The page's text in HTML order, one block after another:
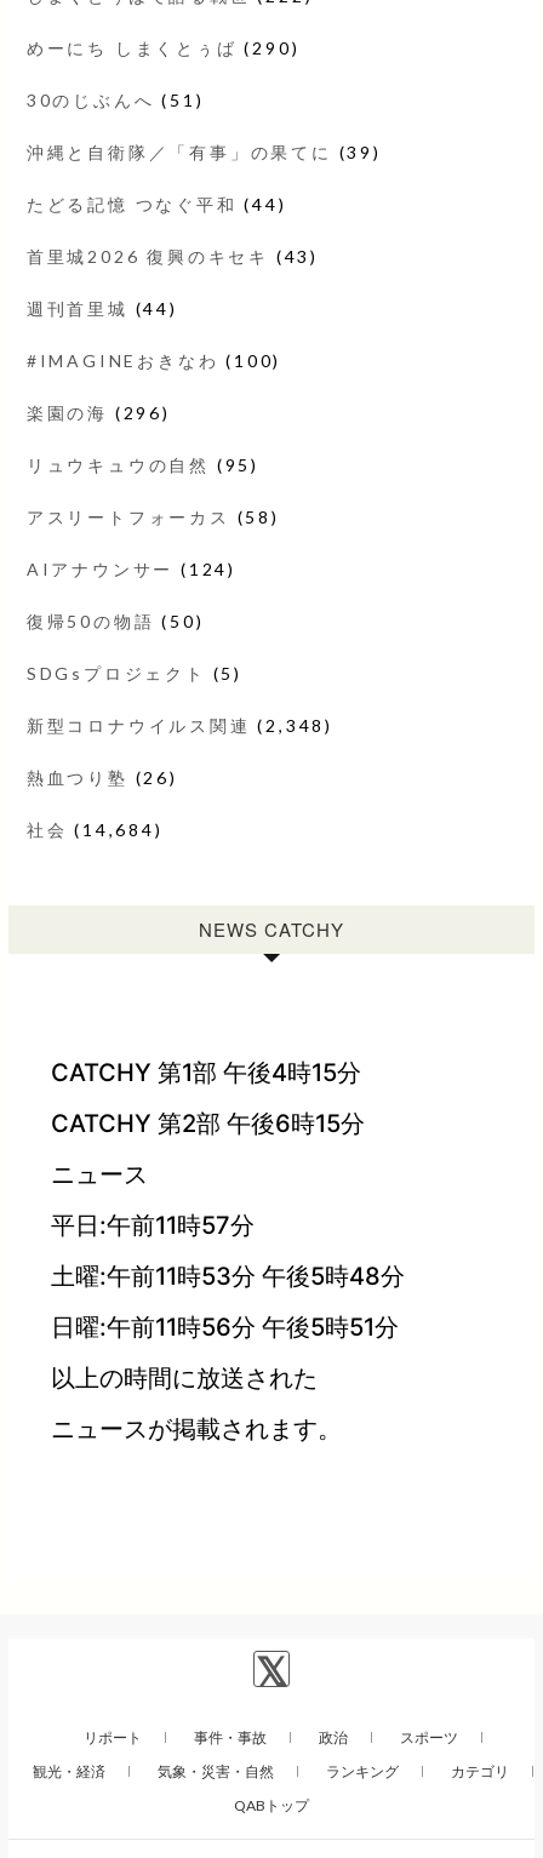
めーにち しまくとぅば (290)
30のじぶんへ (51)
沖縄と自衛隊／「有事」の果てに (39)
たどる記憶 つなぐ平和 (44)
首里城2026 復興のキセキ (43)
週刊首里城 (44)
#IMAGINEおきなわ (100)
楽園の海 (296)
リュウキュウの自然 (95)
アスリートフォーカス (58)
AIアナウンサー (124)
復帰50の物語 (50)
SDGsプロジェクト (5)
新型コロナウイルス関連 (2,348)
熱血つり塾 (26)
社会 (14,684)
NEWS CATCHY
CATCHY 第1部 午後4時15分
CATCHY 第2部 午後6時15分
ニュース
平日:午前11時57分
土曜:午前11時53分 午後5時48分
日曜:午前11時56分 午後5時51分
以上の時間に放送された
ニュースが掲載されます。
リポート 事件・事故 政治
スポーツ
観光・経済
気象・災害・自然 ランキング
カテゴリ
QABトップ